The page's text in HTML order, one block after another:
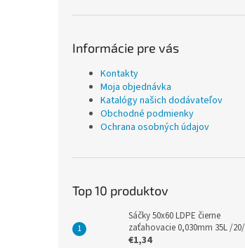
Informácie pre vás
Kontakty
Moja objednávka
Katalógy našich dodávateľov
Obchodné podmienky
Ochrana osobných údajov
Top 10 produktov
Sáčky 50x60 LDPE čierne
zaťahovacie 0,030mm 35L /20/
€1,34